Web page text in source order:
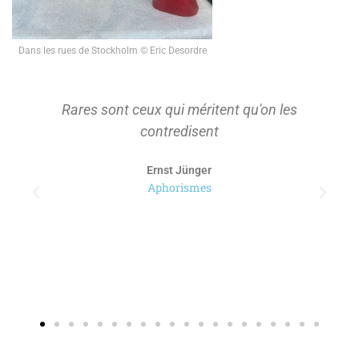
Dans les rues de Stockholm © Eric Desordre
Rares sont ceux qui méritent qu'on les
contredisent
Ernst Jünger
Aphorismes